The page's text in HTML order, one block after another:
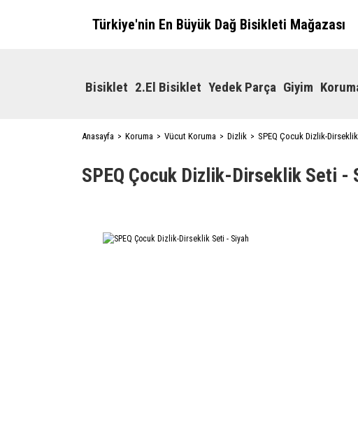
Türkiye'nin En Büyük Dağ Bisikleti Mağazası
Bisiklet 2.El Bisiklet Yedek Parça Giyim
Anasayfa Koruma Vücut Koruma Dizlik SPEQ Çocuk Dizlik-
SPEQ Çocuk Dizlik-Dirseklik Seti -